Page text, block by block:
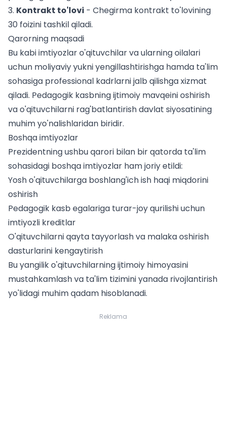
3. Kontrakt to'lovi - Chegirma kontrakt to'lovining
30 foizini tashkil qiladi.
Qarorning maqsadi
Bu kabi imtiyozlar o'qituvchilar va ularning oilalari
uchun moliyaviy yukni yengillashtirishga hamda ta'lim
sohasiga professional kadrlarni jalb qilishga xizmat
qiladi. Pedagogik kasbning ijtimoiy mavqeini oshirish
va o'qituvchilarni rag'batlantirish davlat siyosatining
muhim yo'nalishlaridan biridir.
Boshqa imtiyozlar
Prezidentning ushbu qarori bilan bir qatorda ta'lim
sohasidagi boshqa imtiyozlar ham joriy etildi:
Yosh o'qituvchilarga boshlang'ich ish haqi miqdorini
oshirish
Pedagogik kasb egalariga turar-joy qurilishi uchun
imtiyozli kreditlar
O'qituvchilarni qayta tayyorlash va malaka oshirish
dasturlarini kengaytirish
Bu yangilik o'qituvchilarning ijtimoiy himoyasini
mustahkamlash va ta'lim tizimini yanada rivojlantirish
yo'lidagi muhim qadam hisoblanadi.
Reklama